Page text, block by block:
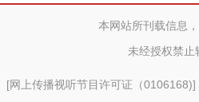
打造“
本网站所刊载信息
未经授权禁
[网上传播视听节目许可证（0106168)]